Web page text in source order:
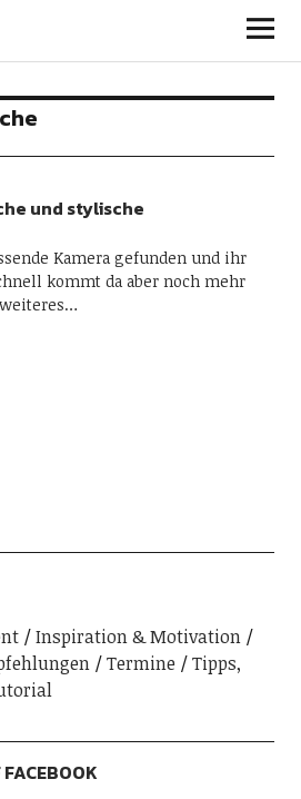
und stylische
Kamera gefunden und ihr
kommt da aber noch mehr
Inspiration & Motivation
Termine
Tipps,